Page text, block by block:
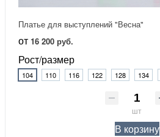
Платье для выступлений "Весна"
от 16 200 руб.
Рост/размер
104 110 116 122 128 134
шт
В корзину